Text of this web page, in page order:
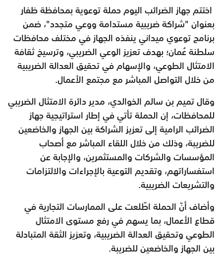
اختتم جهاز الضرائب اليوم حملة توعوية بمحافظة ظفار
بعنوان "شراكة ضريبية مستدامة ووعي متجدد"، ضمن
برنامج توعوي ميداني ينفذه الجهاز في مختلف محافظات
سلطنة عُمان؛ بهدف تعزيز الوعي الضريبي، وترسيخ ثقافة
الامتثال الطوعي، والإسهام في تحقيق العدالة الضريبية
من خلال التواصل المباشر مع مجتمع الأعمال.
وقال تميم بن سالم الخوالدي، مدير دائرة الامتثال الضريبي
للمحافظات، إن الحملة تأتي في إطار استراتيجية جهاز
الضرائب الرامية إلى تعزيز الشراكة بين الجهاز والخاضعين
للضريبة، وذلك من خلال اللقاء المباشر مع أصحاب
المؤسسات والشركات والمستثمرين، والإجابة عن
استفساراتهم، وتقديم التوعية بالإجراءات والالتزامات
والتشريعات الضريبية.
وأضاف أنّ الحملة اطّلعت على الممارسات التجارية في
قطاع الأعمال، بما يسهم في رفع مستوى الامتثال
الطوعي وتحقيق العدالة الضريبية، وتعزيز الثقة المتبادلة
بين الجهاز والخاضعين للضريبة.